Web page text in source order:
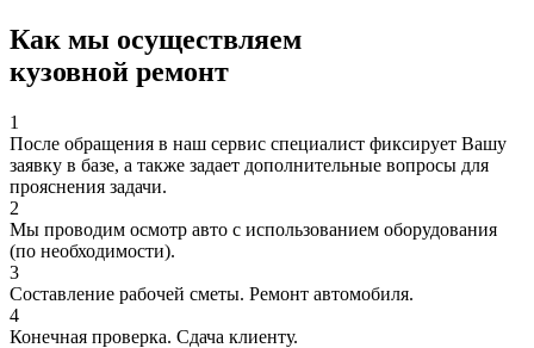
Как мы осуществляем
кузовной ремонт
1
После обращения в наш сервис специалист фиксирует Вашу
заявку в базе, а также задает дополнительные вопросы для
прояснения задачи.
2
Мы проводим осмотр авто с использованием оборудования
(по необходимости).
3
Составление рабочей сметы. Ремонт автомобиля.
4
Конечная проверка. Сдача клиенту.